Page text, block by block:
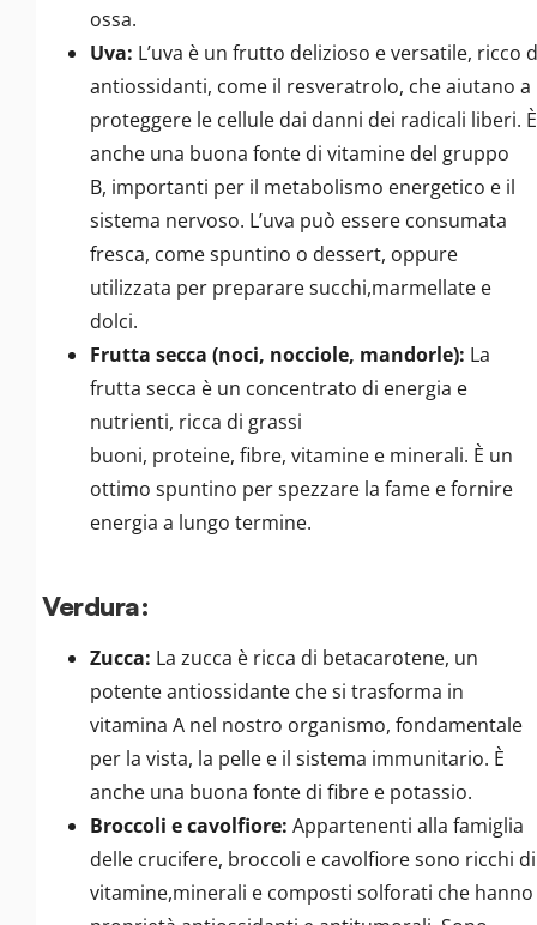
ossa.
Uva: L’uva è un frutto delizioso e versatile, ricco
antiossidanti, come il resveratrolo, che aiutano a
proteggere le cellule dai danni dei radicali liberi. È
anche una buona fonte di vitamine del gruppo
B, importanti per il metabolismo energetico e il
sistema nervoso. L’uva può essere consumata
fresca, come spuntino o dessert, oppure
utilizzata per preparare succhi,marmellate e
dolci.
Frutta secca (noci, nocciole, mandorle): La
frutta secca è un concentrato di energia e
nutrienti, ricca di grassi
buoni, proteine, fibre, vitamine e minerali. È un
ottimo spuntino per spezzare la fame e fornire
energia a lungo termine.
Verdura:
Zucca: La zucca è ricca di betacarotene, un
potente antiossidante che si trasforma in
vitamina A nel nostro organismo, fondamentale
per la vista, la pelle e il sistema immunitario. È
anche una buona fonte di fibre e potassio.
Broccoli e cavolfiore: Appartenenti alla famiglia
delle crucifere, broccoli e cavolfiore sono ricchi di
vitamine,minerali e composti solforati che hanno